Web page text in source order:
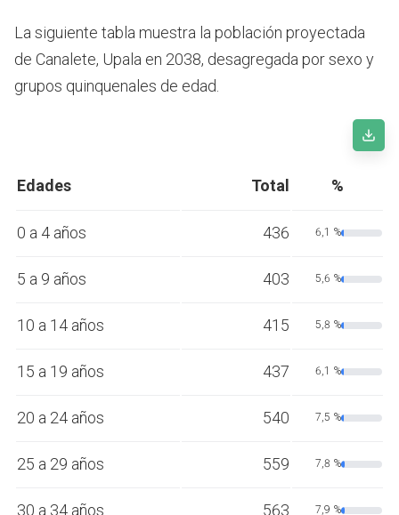
La siguiente tabla muestra la población proyectada
de Canalete, Upala en 2038, desagregada por sexo y
grupos quinquenales de edad.
Edades Total %
0 a 4 años 436 6,1 %
5 a 9 años 403 5,6 %
10 a 14 años 415 5,8 %
15 a 19 años 437 6,1 %
20 a 24 años 540 7,5 %
25 a 29 años 559 7,8 %
30 a 34 años 563 7,9 %